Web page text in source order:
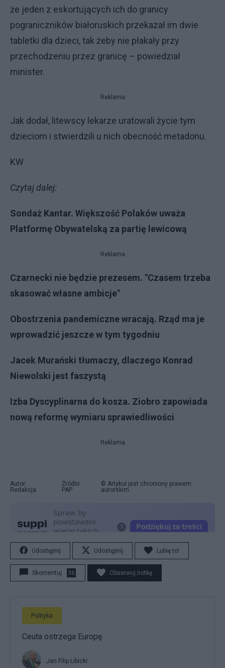
że jeden z eskortujących ich do granicy
pograniczników białoruskich przekazał im dwie
tabletki dla dzieci, tak żeby nie płakały przy
przechodzeniu przez granicę – powiedział
minister.
Reklama
Jak dodał, litewscy lekarze uratowali życie tym
dzieciom i stwierdzili u nich obecność metadonu.
KW
Czytaj dalej:
Sondaż Kantar. Większość Polaków uważa
Platformę Obywatelską za partię lewicową
Reklama
Czarnecki nie będzie prezesem. "Czasem trzeba
skasować własne ambicje"
Obostrzenia pandemiczne wracają. Rząd ma je
wprowadzić jeszcze w tym tygodniu
Jacek Murański tłumaczy, dlaczego Konrad
Niewolski jest faszystą
Izba Dyscyplinarna do kosza. Ziobro zapowiada
nową reformę wymiaru sprawiedliwości
Reklama
Autor:
Redakcja
Źródło:
PAP
© Artykuł jest chroniony prawem
autorskim.
Udostępnij Udostępnij Lubię to!
Skomentuj 36 Obserwuj notkę
Polityka
Ceuta ostrzega Europę
Jan Filip Libicki